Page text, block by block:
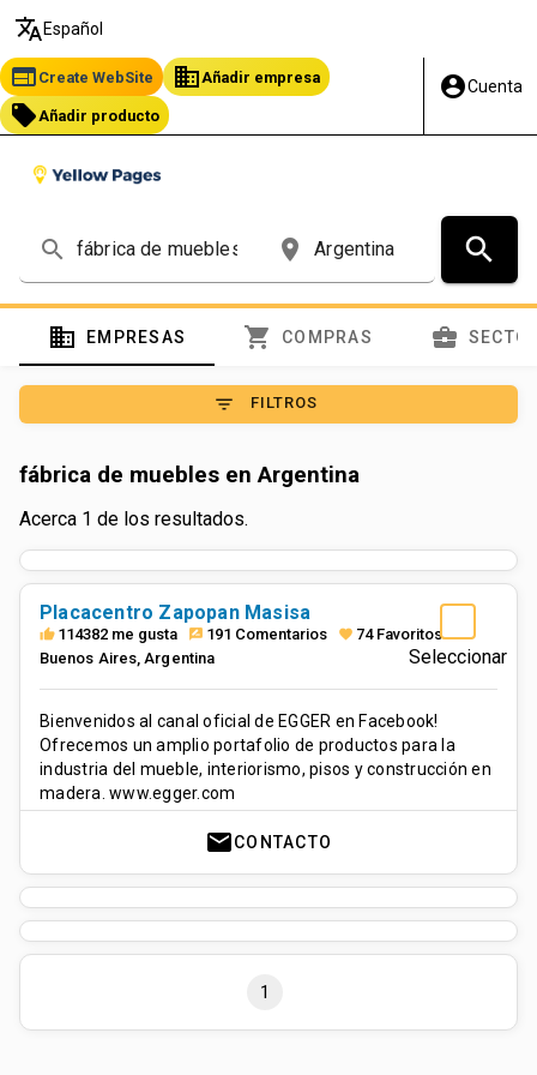
translate Español
web Create WebSite business Añadir empresa
local_offer Añadir producto
account_circleCuenta
search place search
domain EMPRESAS shopping_cart COMPRAS business_center
filter_list FILTROS
fábrica de muebles en Argentina
Acerca 1 de los resultados.
Seleccionar
Placacentro Zapopan Masisa
thumb_up 114382 me gusta rate_review 191 Comentarios favorite 74 Favoritos
Buenos Aires Argentina
Bienvenidos al canal oficial de EGGER en Facebook!
Ofrecemos un amplio portafolio de productos para la
industria del mueble, interiorismo, pisos y construcción en
madera. www.egger.com
mailCONTACTO
1